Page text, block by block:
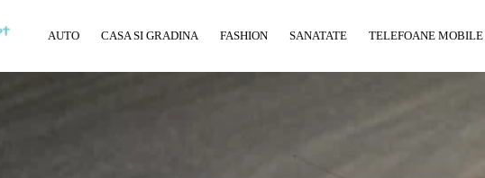
AUTO CASA SI GRADINA FASHION SANATATE TELEFOANE MOBILE